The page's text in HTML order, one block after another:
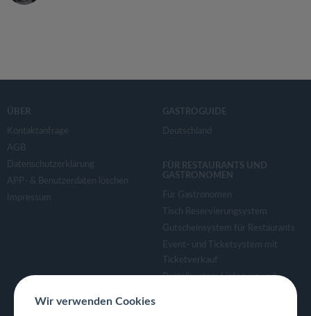
ÜBER
Kontaktanfrage
AGB
Datenschutzerklärung
APP- & Benutzerdaten löschen
Impressum
GASTROGUIDE
Deutschland
FÜR RESTAURANTS UND
GASTRONOMEN
Für Gastronomen
Tisch Reservierungsystem
Gutscheinsystem für Restaurants
Event- und Ticketsystem mit
Ticketverkauf
Bestellsystem Lieferung und
Wir verwenden Cookies